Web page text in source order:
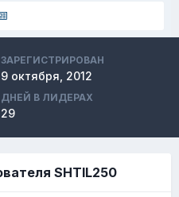
ЗАРЕГИСТРИРОВАН
9 октября, 2012
ДНЕЙ В ЛИДЕРАХ
29
SHTIL250